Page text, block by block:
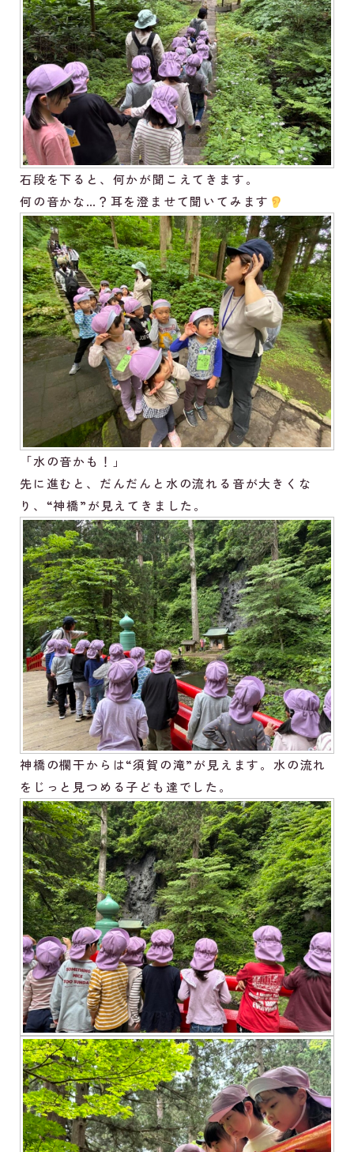
石段を下ると、何かが聞こえてきます。
何の音かな…？耳を澄ませて聞いてみます
「水の音かも！」
先に進むと、だんだんと水の流れる音が大きくな
り、“神橋”が見えてきました。
神橋の欄干からは“須賀の滝”が見えます。水の流れ
をじっと見つめる子ども達でした。